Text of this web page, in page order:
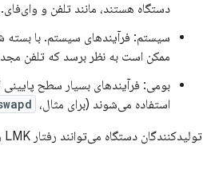
دستگاه هستند، مانند تلفن و وای‌فای.
سیستم: فرآیندهای سیستم. با بسته
ممکن است به نظر برسد که تلفن
بومی: فرآیندهای بسیار سطح
استفاده می‌شوند (برای مثال،
تولیدکنندگان دستگاه می‌توانند رفتار LMK را تغییر دهند.